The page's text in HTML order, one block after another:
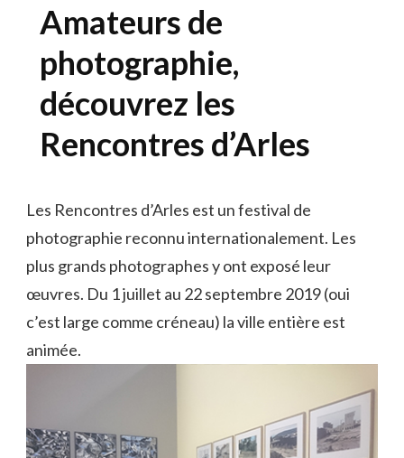
Amateurs de
photographie,
découvrez les
Rencontres d’Arles
Les Rencontres d’Arles est un festival de
photographie reconnu internationalement. Les
plus grands photographes y ont exposé leur
œuvres. Du 1 juillet au 22 septembre 2019 (oui
c’est large comme créneau) la ville entière est
animée.